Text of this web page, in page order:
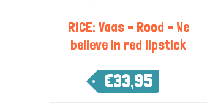
RICE: Vaas – Rood – We
believe in red lipstick
€33,95